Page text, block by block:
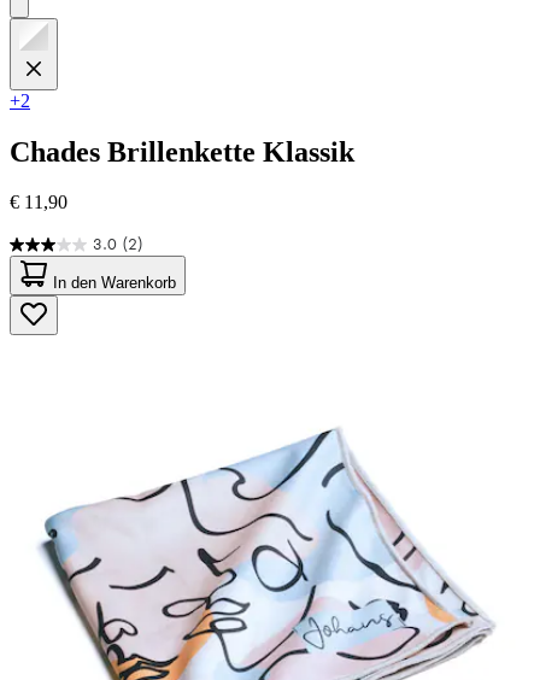
+2
Chades Brillenkette Klassik
€ 11,90
3.0 (2)
3.0
von
5
Sternen.
2
In den Warenkorb